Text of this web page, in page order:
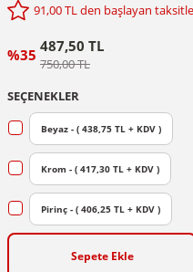
91,00 TL den başlayan
%35 487,50 TL
750,00 TL
SEÇENEKLER
Beyaz - ( 438,75 TL + KDV )
Krom - ( 417,30 TL + KDV )
Pirinç - ( 406,25 TL + KDV )
Sepete Ekle